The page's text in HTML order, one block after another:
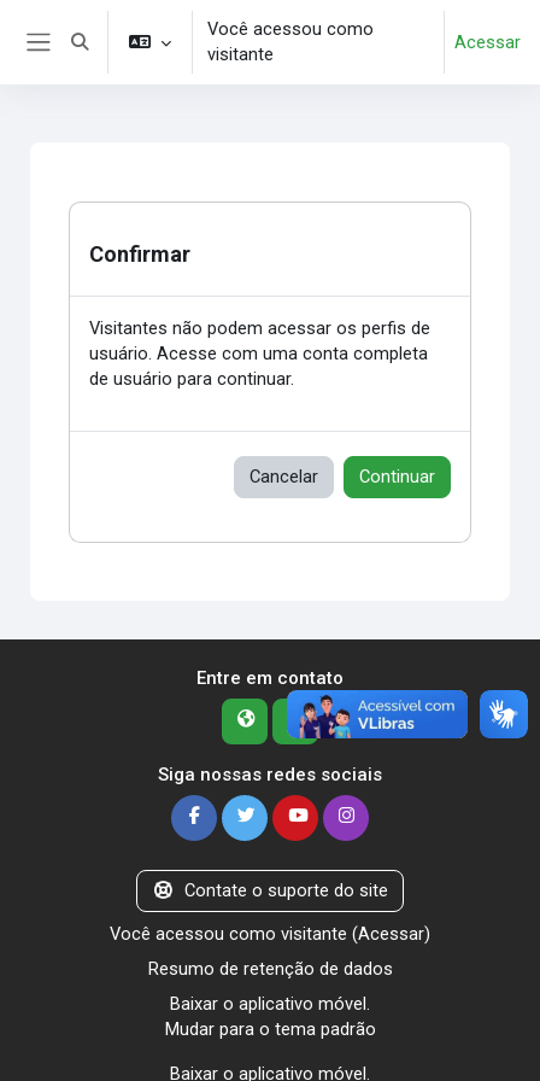
Ir para o conteúdo principal
Alternar entrada de pesquisa
Você acessou como
visitante
Acessar
Confirmar
Visitantes não podem acessar os perfis de
usuário. Acesse com uma conta completa
de usuário para continuar.
Cancelar Continuar
Entre em contato
Siga nossas redes sociais
Contate o suporte do site
Você acessou como visitante (Acessar)
Resumo de retenção de dados
Baixar o aplicativo móvel.
Mudar para o tema padrão
Baixar o aplicativo móvel.